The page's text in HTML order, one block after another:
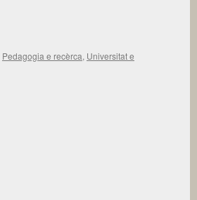
Pedagogia e recèrca, Universitat e